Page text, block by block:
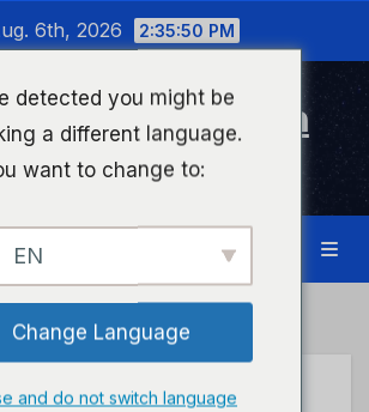
6th, 2026 2:35:51 PM
Bad Kreuznach
für Bad Kreuznach
detected you might be
a different language.
want to change to:
EN
Change Language
and do not switch language